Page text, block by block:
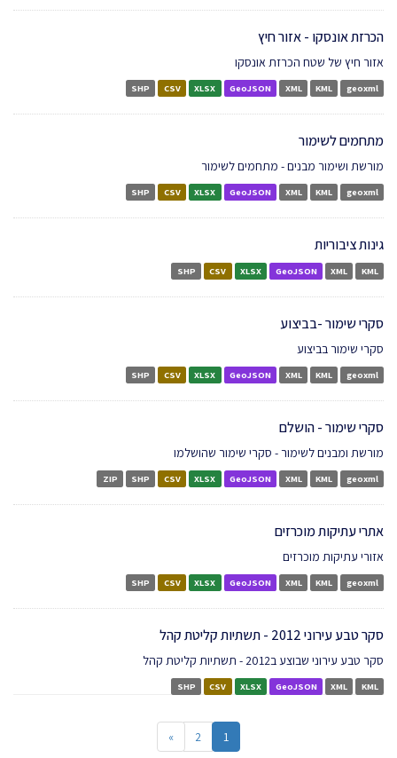
הכרזת אונסקו - אזור חיץ
אזור חיץ של שטח הכרזת אונסקו
SHP CSV XLSX GeoJSON XML KML geoxml
מתחמים לשימור
מורשת ושימור מבנים - מתחמים לשימור
SHP CSV XLSX GeoJSON XML KML geoxml
גינות ציבוריות
SHP CSV XLSX GeoJSON XML KML
סקרי שימור -בביצוע
סקרי שימור בביצוע
SHP CSV XLSX GeoJSON XML KML geoxml
סקרי שימור - הושלם
מורשת ומבנים לשימור - סקרי שימור שהושלמו
ZIP SHP CSV XLSX GeoJSON XML KML geoxml
אתרי עתיקות מוכרזים
אזורי עתיקות מוכרזים
SHP CSV XLSX GeoJSON XML KML geoxml
סקר טבע עירוני 2012 - תשתיות קליטת קהל
סקר טבע עירוני שבוצע ב2012 - תשתיות קליטת קהל
SHP CSV XLSX GeoJSON XML KML
1
2
»